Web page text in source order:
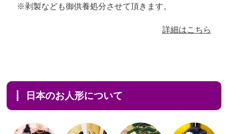
※剥製なども御供養処分させて頂きます。
詳細はこちら
日本のお人形について